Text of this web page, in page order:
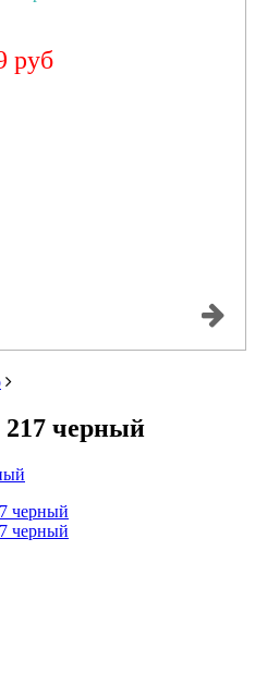
руб
черный